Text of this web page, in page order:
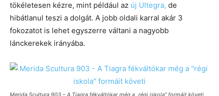
tökéletesen kézre, mint például az új Ultegra, de
hibátlanul teszi a dolgát. A jobb oldali karral akár 3
fokozatot is lehet egyszerre váltani a nagyobb
lánckerekek irányába.
Merida Scultura 903 – A Tiagra fékváltókar még a „régi iskola” formáit követi